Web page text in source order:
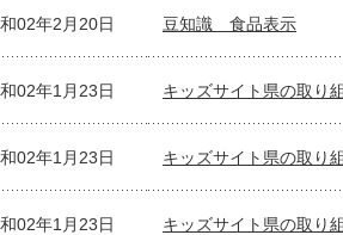
02年2月20日 豆知識 食品表示
02年1月23日 キッズサイト県の取り
02年1月23日 キッズサイト県の取り
02年1月23日 キッズサイト県の取り